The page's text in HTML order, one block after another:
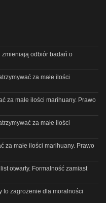
zmieniają odbiór badań o
za małe ilości
za małe ilości marihuany. Prawo
za małe ilości
za małe ilości marihuany. Prawo
otwarty. Formalność zamiast
to zagrożenie dla moralności